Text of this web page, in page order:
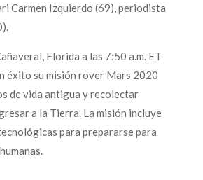
Carmen Izquierdo (69), periodista
Florida a las 7:50 a.m. ET
éxito su misión rover Mars 2020
de vida antigua y recolectar
a la Tierra. La misión incluye
para prepararse para